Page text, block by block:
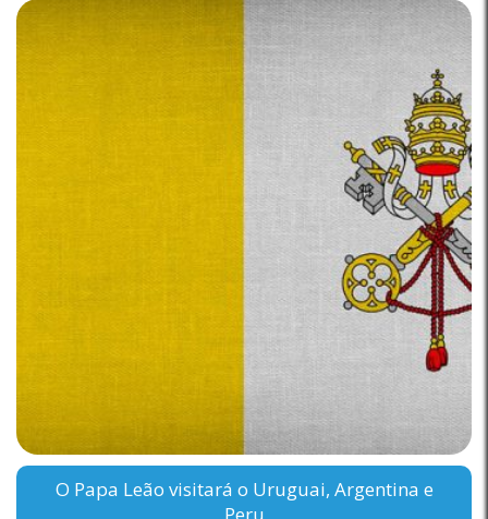
O Papa Leão visitará o Uruguai, Argentina e
Peru